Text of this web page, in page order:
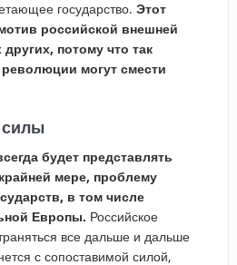
государство. Этот
российской внешней
потому что так
могут смести
силы
будет представлять
мере, проблему
в том числе
Европы. Российское
все дальше и дальше
с сопоставимой силой,